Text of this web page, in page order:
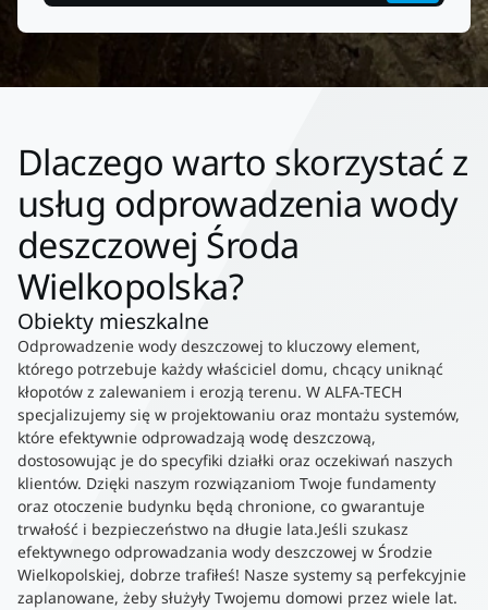
Dlaczego warto skorzystać z
usług odprowadzenia wody
deszczowej Środa
Wielkopolska?
Obiekty mieszkalne
Odprowadzenie wody deszczowej to kluczowy element,
którego potrzebuje każdy właściciel domu, chcący uniknąć
kłopotów z zalewaniem i erozją terenu. W ALFA-TECH
specjalizujemy się w projektowaniu oraz montażu systemów,
które efektywnie odprowadzają wodę deszczową,
dostosowując je do specyfiki działki oraz oczekiwań naszych
klientów. Dzięki naszym rozwiązaniom Twoje fundamenty
oraz otoczenie budynku będą chronione, co gwarantuje
trwałość i bezpieczeństwo na długie lata.Jeśli szukasz
efektywnego odprowadzania wody deszczowej w Środzie
Wielkopolskiej, dobrze trafiłeś! Nasze systemy są perfekcyjnie
zaplanowane, żeby służyły Twojemu domowi przez wiele lat.